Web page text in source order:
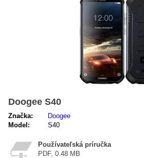
Doogee S40
Značka:
Doogee
Model:
S40
Používateľská príručka
PDF, 0.48 MB